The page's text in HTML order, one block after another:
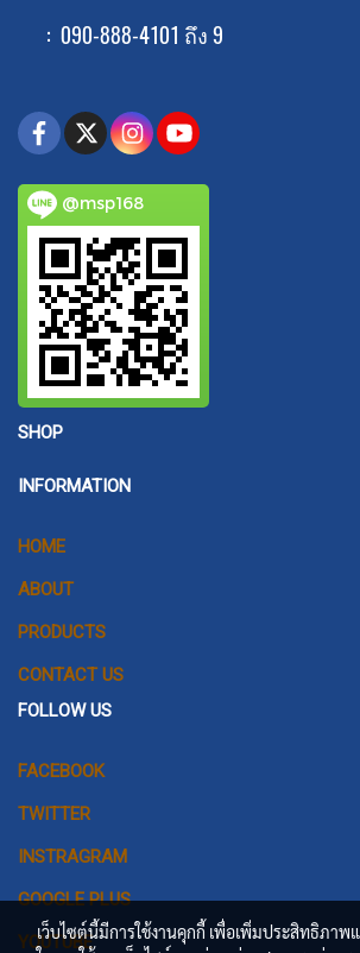
: 090-888-4101 ถึง 9
@msp168
SHOP
INFORMATION
HOME
ABOUT
PRODUCTS
CONTACT US
FOLLOW US
FACEBOOK
TWITTER
INSTRAGRAM
GOOGLE PLUS
YOUTUBE
เว็บไซต์นี้มีการใช้งานคุกกี้ เพื่อเพิ่มประสิทธิภา